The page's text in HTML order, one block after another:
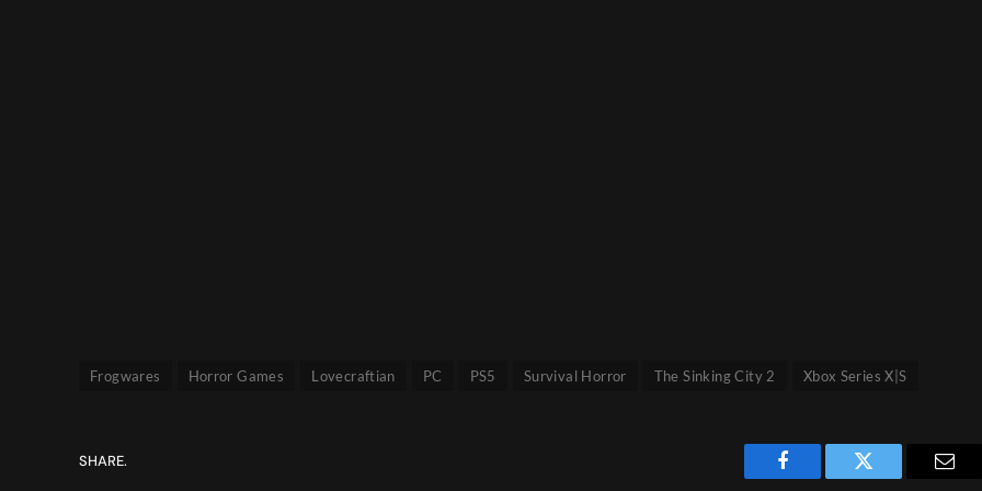
Frogwares Horror Games Lovecraftian PC PS5 Survival Horror The Sinking City 2 Xbox Series X|S
SHARE.
Facebook Twitter